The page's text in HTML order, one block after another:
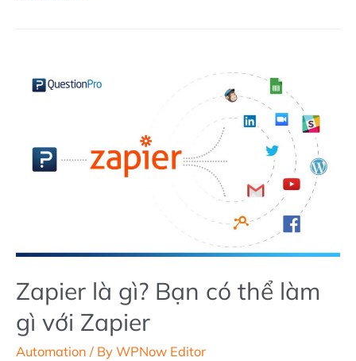
thật
Zapier là gì? Bạn có thể làm
gì với Zapier
Automation / By WPNow Editor